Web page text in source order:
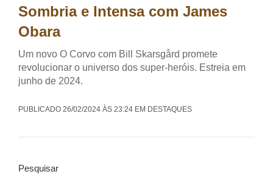
Sombria e Intensa com James
Obara
Um novo O Corvo com Bill Skarsgård promete
revolucionar o universo dos super-heróis. Estreia em
junho de 2024.
PUBLICADO 26/02/2024 ÀS 23:24 EM DESTAQUES
Pesquisar